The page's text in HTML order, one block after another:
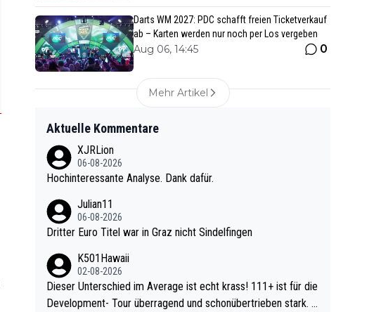
Darts WM 2027: PDC schafft freien Ticketverkauf
ab – Karten werden nur noch per Los vergeben
Aug 06, 14:45 0
Mehr Artikel
Aktuelle Kommentare
XJRLion
06-08-2026
Hochinteressante Analyse. Dank dafür.
Julian11
06-08-2026
Dritter Euro Titel war in Graz nicht Sindelfingen
K501Hawaii
02-08-2026
Dieser Unterschied im Average ist echt krass! 111+ ist für die
Development- Tour überragend und schonübertrieben stark. U